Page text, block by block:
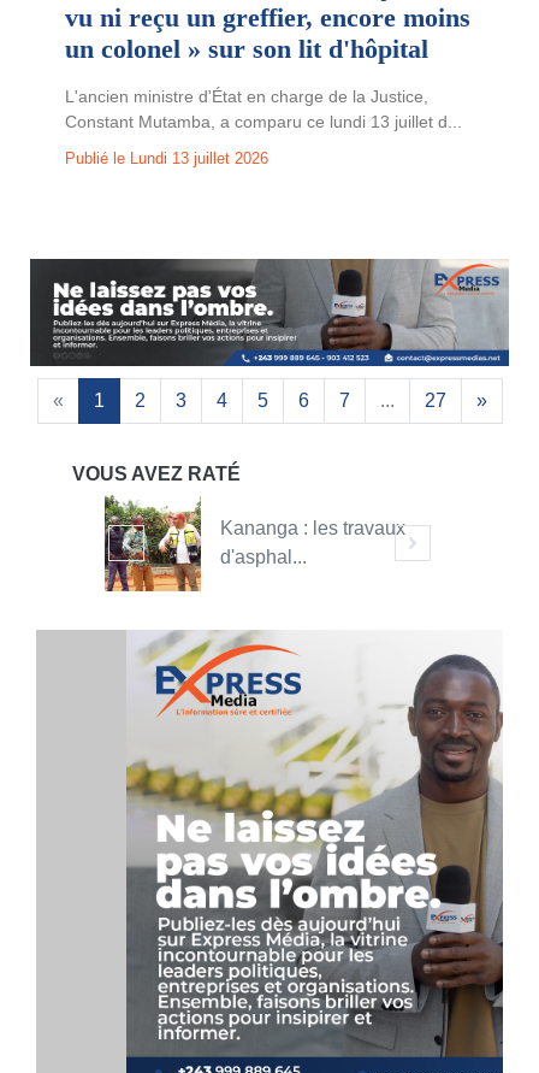
vu ni reçu un greffier, encore moins
un colonel » sur son lit d'hôpital
L'ancien ministre d'État en charge de la Justice,
Constant Mutamba, a comparu ce lundi 13 juillet d...
Publié le Lundi 13 juillet 2026
« 1 2 3 4 5 6 7 ... 27 »
VOUS AVEZ RATÉ
Kananga : les travaux
d'asphal...